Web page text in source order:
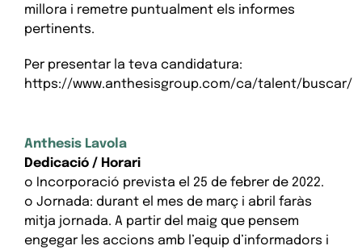
millora i remetre puntualment els informes
pertinents.
Per presentar la teva candidatura:
https://www.anthesisgroup.com/ca/talent/buscar/
Anthesis Lavola
Dedicació / Horari
o Incorporació prevista el 25 de febrer de 2022.
o Jornada: durant el mes de març i abril faràs
mitja jornada. A partir del maig que pensem
engegar les accions amb l’equip d’informadors i